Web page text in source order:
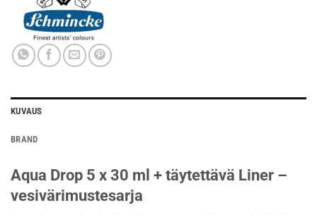
KUVAUS
BRAND
Aqua Drop 5 x 30 ml + täytettävä Liner –
vesivärimustesarja